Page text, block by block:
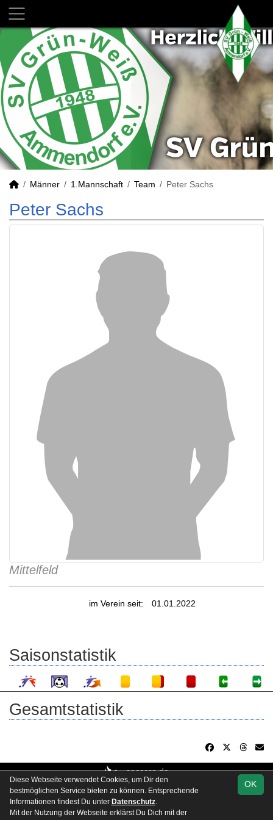
Männer 1.Mannschaft Team Peter Sachs
Peter Sachs
Mittelfeld
im Verein seit: 01.01.2022
Saisonstatistik
Gesamtstatistik
soccero.de
© 2006 - 2026
Trainingszeiten Kontakt Impressum
OK
Diese Webseite verwendet Cookies, um Dir den
bestmöglichen Service bieten zu können. Entsprechende
Informationen findest Du unter Datenschutz.
Mit der Nutzung der Webseite erklärst Du Dich mit der